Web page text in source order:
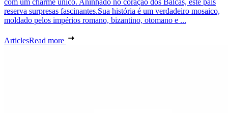
com um charme único. Aninhado no coração dos Bálcãs, este país
reserva surpresas fascinantes.Sua história é um verdadeiro mosaico,
moldado pelos impérios romano, bizantino, otomano e ...
ArticlesRead more